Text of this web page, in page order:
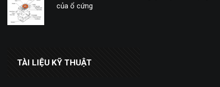
của ổ cứng
TÀI LIỆU KỸ THUẬT